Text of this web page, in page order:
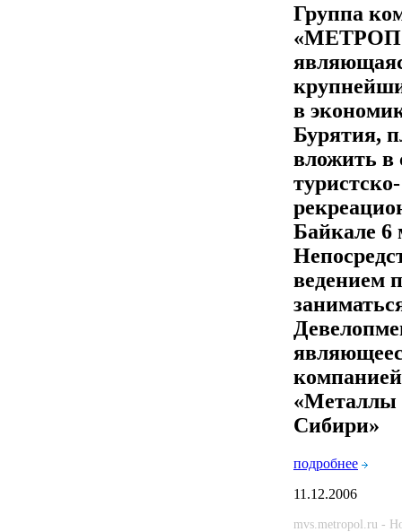
Группа
в
Бурятия,
вложить в
туристско-
Байкале 6
ведением
«Металлы
Сибири»
подробнее
11.12.2006
mvs.metropol.ru -